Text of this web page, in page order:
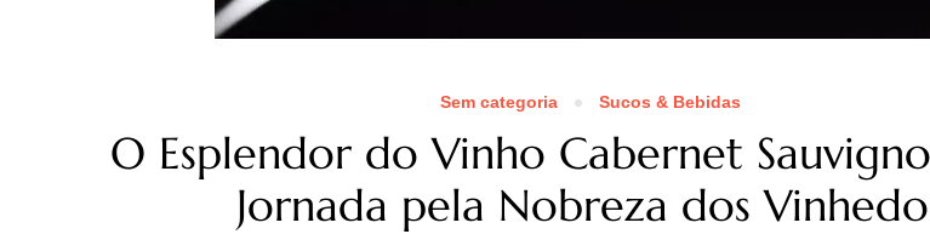
Sem categoria Sucos & Bebidas
O Esplendor do Vinho Cabernet
Jornada pela Nobreza dos